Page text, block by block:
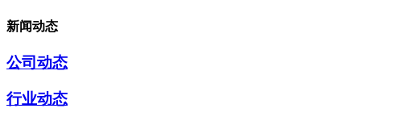
新闻动态
公司动态
行业动态